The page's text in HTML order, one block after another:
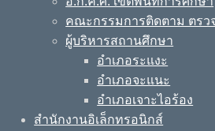
คณะกรรมการติดตาม ตรว
ผู้บริหารสถานศึกษา
อำเภอระแงะ
อำเภอจะแนะ
อำเภอเจาะไอร้อง
สำนักงานอิเล็กทรอนิกส์